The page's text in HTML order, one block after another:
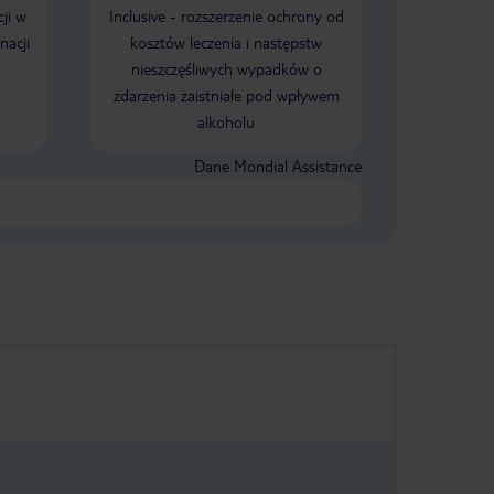
w
Inclusive - rozszerzenie ochrony od
kosztów leczenia i następstw
nieszczęśliwych wypadków o
zdarzenia zaistniałe pod wpływem
alkoholu
Dane Mondial Assistance